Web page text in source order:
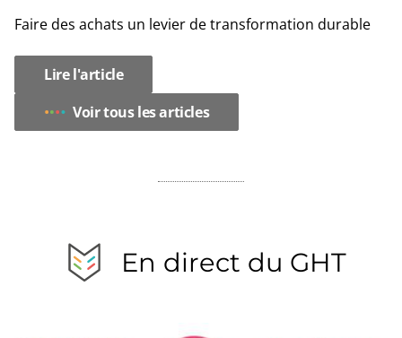
Faire des achats un levier de transformation durable
Lire l'article
Voir tous les articles
En direct du GHT